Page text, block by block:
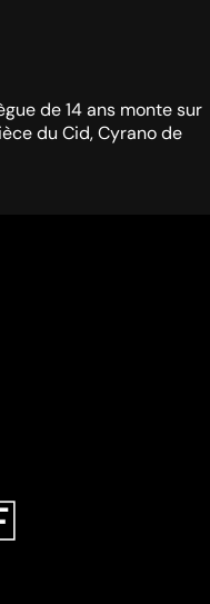
de 14 ans monte sur
du Cid, Cyrano de